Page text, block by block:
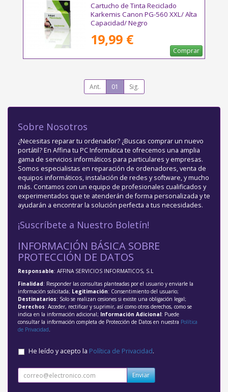
Cartucho de Tinta Reciclado
Karkemis Canon PG-560 XXL/ Alta
Capacidad/ Negro
19,99 €
Comprar
Ant. 01 Sig.
Sobre Nosotros
¿Necesitas reparar tu ordenador? ¿Buscas comprar un nuevo
portátil? En Affina tu PC Informática te ofrecemos una amplia
gama de servicios informáticos para particulares y empresas.
Somos especialistas en reparación de ordenadores, venta de
equipos informáticos, instalación de redes y software, y mucho
más. Contamos con un equipo de profesionales cualificados y
experimentados que te atenderán de forma personalizada y te
ayudarán a encontrar la solución perfecta a tus necesidades.
¡Suscríbete a Nuestro Boletín!
INFORMACIÓN BÁSICA SOBRE
PROTECCIÓN DE DATOS
Responsable: AFFINA SERVICIOS INFORMATICOS, S.L
Finalidad: Responder las consultas planteadas por el usuario y enviarle la
información solicitada; Legitimación: Consentimiento del usuario;
Destinatarios: Solo se realizan cesiones si existe una obligación legal;
Derechos: Acceder, rectificar y suprimir, así como otros derechos, como se
indica en la información adicional; Información Adicional: Puede
consultar la información completa de Protección de Datos en nuestra Política
de Privacidad.
He leído y acepto la Política de Privacidad.
Enviar